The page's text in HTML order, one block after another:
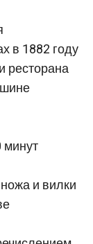
в 1882 году
ресторана
минут
и вилки